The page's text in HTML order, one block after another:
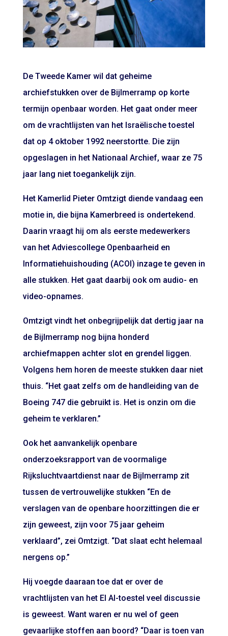
De Tweede Kamer wil dat geheime
archiefstukken over de Bijlmerramp op korte
termijn openbaar worden. Het gaat onder meer
om de vrachtlijsten van het Israëlische toestel
dat op 4 oktober 1992 neerstortte. Die zijn
opgeslagen in het Nationaal Archief, waar ze 75
jaar lang niet toegankelijk zijn.
Het Kamerlid Pieter Omtzigt diende vandaag een
motie in, die bijna Kamerbreed is ondertekend.
Daarin vraagt hij om als eerste medewerkers
van het Adviescollege Openbaarheid en
Informatiehuishouding (ACOI) inzage te geven in
alle stukken. Het gaat daarbij ook om audio- en
video-opnames.
Omtzigt vindt het onbegrijpelijk dat dertig jaar na
de Bijlmerramp nog bijna honderd
archiefmappen achter slot en grendel liggen.
Volgens hem horen de meeste stukken daar niet
thuis. “Het gaat zelfs om de handleiding van de
Boeing 747 die gebruikt is. Het is onzin om die
geheim te verklaren.”
Ook het aanvankelijk openbare
onderzoeksrapport van de voormalige
Rijksluchtvaartdienst naar de Bijlmerramp zit
tussen de vertrouwelijke stukken “En de
verslagen van de openbare hoorzittingen die er
zijn geweest, zijn voor 75 jaar geheim
verklaard”, zei Omtzigt. “Dat slaat echt helemaal
nergens op.”
Hij voegde daaraan toe dat er over de
vrachtlijsten van het El Al-toestel veel discussie
is geweest. Want waren er nu wel of geen
gevaarlijke stoffen aan boord? “Daar is toen van